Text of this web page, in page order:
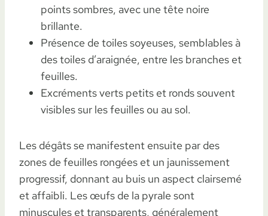
points sombres, avec une tête noire
brillante.
Présence de toiles soyeuses, semblables à
des toiles d’araignée, entre les branches et
feuilles.
Excréments verts petits et ronds souvent
visibles sur les feuilles ou au sol.
Les dégâts se manifestent ensuite par des
zones de feuilles rongées et un jaunissement
progressif, donnant au buis un aspect clairsemé
et affaibli. Les œufs de la pyrale sont
minuscules et transparents, généralement